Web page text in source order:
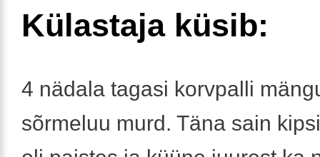
Külastaja küsib:
4 nädala tagasi korvpalli
sõrmeluu murd. Täna sain